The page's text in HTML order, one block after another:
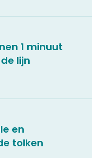
1 minuut
lijn
en
tolken